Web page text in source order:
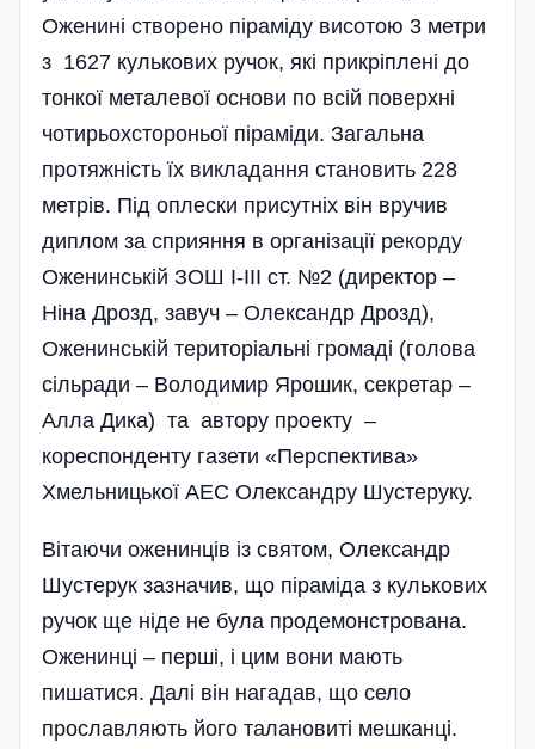
Оженині створено піраміду висотою 3 метри
з 1627 кулькових ручок, які прикріплені до
тонкої металевої основи по всій поверхні
чотирьохстороньої піраміди. Загальна
протяжність їх викладання становить 228
метрів. Під оплески присутніх він вручив
диплом за сприяння в організації рекорду
Оженинській ЗОШ І-ІІІ ст. №2 (директор –
Ніна Дрозд, завуч – Олександр Дрозд),
Оженинській територіальні громаді (голова
сільради – Володимир Ярошик, секретар –
Алла Дика) та автору проекту –
кореспонденту газети «Перспектива»
Хмельницької АЕС Олександру Шустеруку.
Вітаючи оженинців із святом, Олександр
Шустерук зазначив, що піра­міда з кулькових
ручок ще ніде не була продемонстрована.
Оженинці – перші, і цим вони мають
пишатися. Далі він нагадав, що село
прославляють його талановиті мешканці.